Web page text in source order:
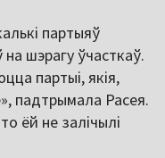
партыяў
на шэрагу ўчасткаў.
партыі, якія,
падтрымала Расея.
ёй не залічылі